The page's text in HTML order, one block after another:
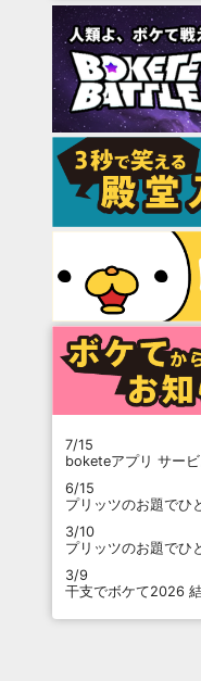
7/15
boketeアプリ サー
6/15
プリッツのお題でひ
3/10
プリッツのお題でひ
3/9
干支でボケて2026